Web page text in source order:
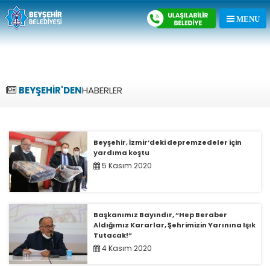
BEYŞEHİR'DENHABERLER
Beyşehir, İzmir’deki depremzedeler için
yardıma koştu
5 Kasım 2020
Başkanımız Bayındır, “Hep Beraber
Aldığımız Kararlar, Şehrimizin Yarınına Işık
Tutacak!”
4 Kasım 2020